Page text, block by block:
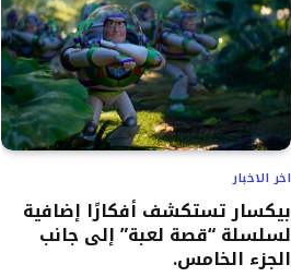
اخر الاخبار
بيكسار تستكشف أفكارًا إضافية
لسلسلة “قصة لعبة” إلى جانب
الجزء الخامس.